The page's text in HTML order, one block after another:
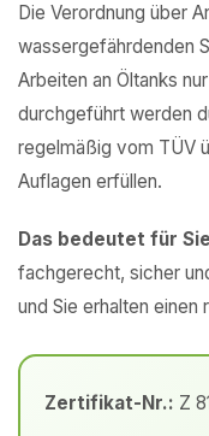
Die Verordnung über
wassergefährdenden
Arbeiten an Öltanks
durchgeführt werden
regelmäßig vom TÜV
Auflagen erfüllen.
Das bedeutet für
fachgerecht, sicher
und Sie erhalten
Zertifikat-Nr.: Z